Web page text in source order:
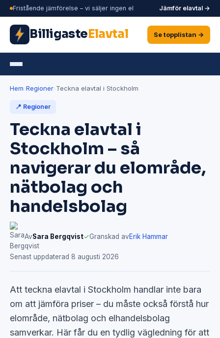
Fristående jämförelse – vi säljer ingen el Jämför elavtal →
BilligasteElavtal Se topplistan →
Hem Regioner Teckna elavtal i Stockholm
📍 Regioner
Teckna elavtal i
Stockholm – så
navigerar du elområde,
nätbolag och
handelsbolag
AvSara Bergqvist✓Granskad avErik Hammar
Senast uppdaterad 8 augusti 2026
Att teckna elavtal i Stockholm handlar inte bara
om att jämföra priser – du måste också förstå hur
elområde, nätbolag och elhandelsbolag
samverkar. Här får du en tydlig vägledning för att